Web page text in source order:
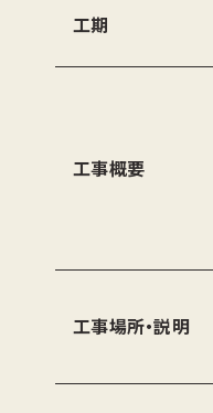
工期
工事概要
工事場所・説明